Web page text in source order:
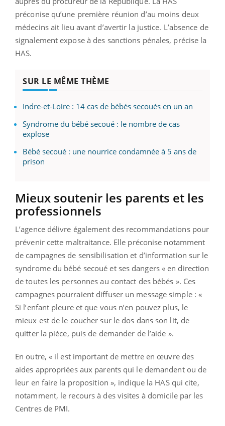
préconise qu’une première réunion d’au moins deux
médecins ait lieu avant d’avertir la justice. L’absence de
signalement expose à des sanctions pénales, précise la
HAS.
SUR LE MÊME THÈME
Indre-et-Loire : 14 cas de bébés secoués en un an
Syndrome du bébé secoué : le nombre de cas
explose
Bébé secoué : une nourrice condamnée à 5 ans de
prison
Mieux soutenir les parents et les
professionnels
L’agence délivre également des recommandations pour
prévenir cette maltraitance. Elle préconise notamment
de campagnes de sensibilisation et d’information sur le
syndrome du bébé secoué et ses dangers « en direction
de toutes les personnes au contact des bébés ». Ces
campagnes pourraient diffuser un message simple : «
Si l’enfant pleure et que vous n’en pouvez plus, le
mieux est de le coucher sur le dos dans son lit, de
quitter la pièce, puis de demander de l’aide ».
En outre, « il est important de mettre en œuvre des
aides appropriées aux parents qui le demandent ou de
leur en faire la proposition », indique la HAS qui cite,
notamment, le recours à des visites à domicile par les
Centres de PMI.